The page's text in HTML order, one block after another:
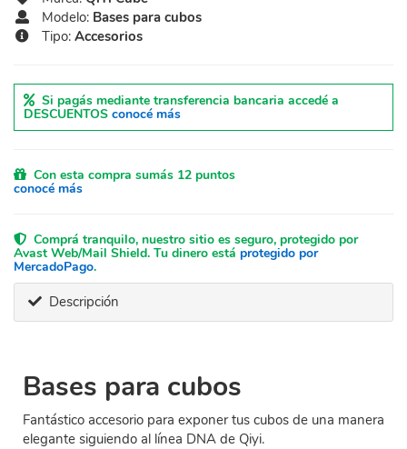
Modelo: Bases para cubos
Tipo: Accesorios
Si pagás mediante transferencia bancaria accedé a
DESCUENTOS conocé más
Con esta compra sumás 12 puntos
conocé más
Comprá tranquilo, nuestro sitio es seguro, protegido por
Avast Web/Mail Shield. Tu dinero está protegido por
MercadoPago.
Descripción
Bases para cubos
Fantástico accesorio para exponer tus cubos de una manera
elegante siguiendo al línea DNA de Qiyi.